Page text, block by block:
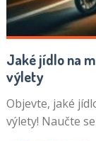
Jaké jídlo na
výlety
Objevte, jaké
výlety! Naučte